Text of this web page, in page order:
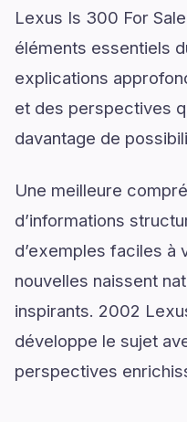
Lexus Is 300 For
éléments essentiels
explications
et des perspectives
davantage de
Une meilleure
d’informations
d’exemples faciles à
nouvelles naissent
inspirants. 2002
développe le sujet
perspectives